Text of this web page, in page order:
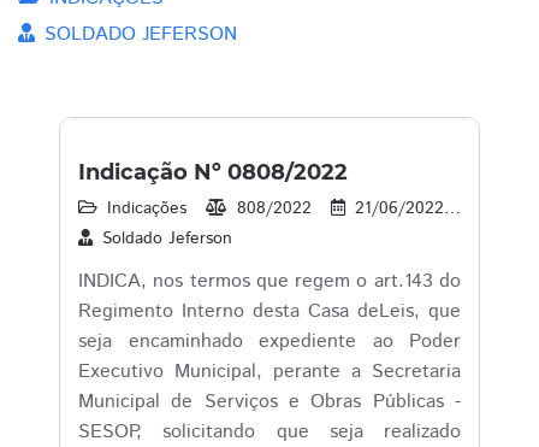
SOLDADO JEFERSON
Indicação Nº 0808/2022
Indicações 808/2022 21/06/2022
Soldado Jeferson
INDICA, nos termos que regem o art.143 do
Regimento Interno desta Casa deLeis, que
seja encaminhado expediente ao Poder
Executivo Municipal, perante a Secretaria
Municipal de Serviços e Obras Públicas -
SESOP, solicitando que seja realizado